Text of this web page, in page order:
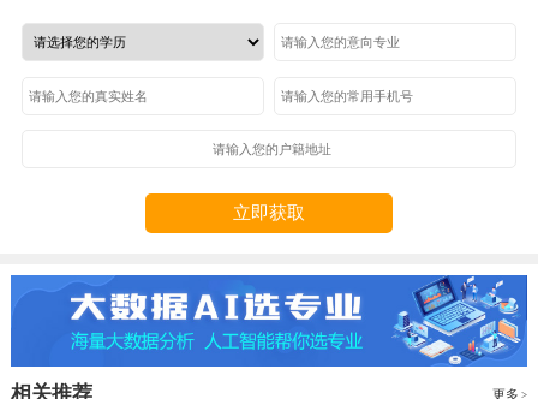
立即获取
相关推荐 更多